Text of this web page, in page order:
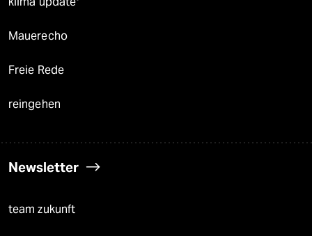
Mauerecho
Freie Rede
reingehen
Newsletter
team zukunft